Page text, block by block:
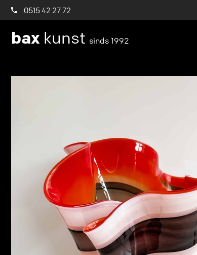
0515 42 27 72
bax kunst sinds 1992